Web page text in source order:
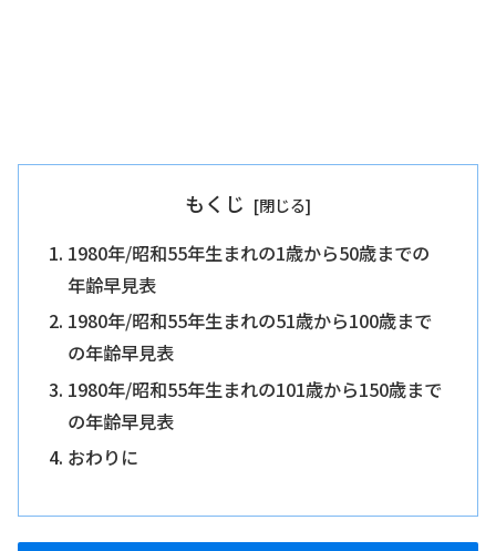
もくじ
1980年/昭和55年生まれの1歳から50歳までの
年齢早見表
1980年/昭和55年生まれの51歳から100歳まで
の年齢早見表
1980年/昭和55年生まれの101歳から150歳まで
の年齢早見表
おわりに